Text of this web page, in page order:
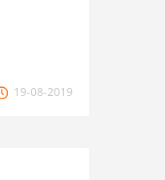
19-08-2019